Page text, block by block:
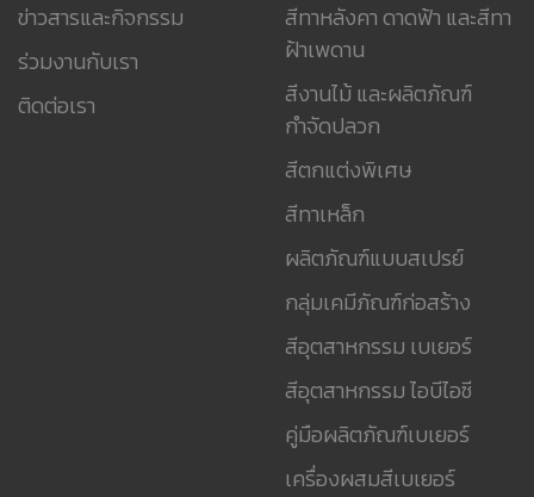
ข่าวสารและกิจกรรม
ร่วมงานกับเรา
ติดต่อเรา
สีทาหลังคา ดาดฟ้า และสีทา
ฝ้าเพดาน
สีงานไม้ และผลิตภัณฑ์
กำจัดปลวก
สีตกแต่งพิเศษ
สีทาเหล็ก
ผลิตภัณฑ์แบบสเปรย์
กลุ่มเคมีภัณฑ์ก่อสร้าง
สีอุตสาหกรรม เบเยอร์
สีอุตสาหกรรม ไอบีไอซี
คู่มือผลิตภัณฑ์เบเยอร์
เครื่องผสมสีเบเยอร์